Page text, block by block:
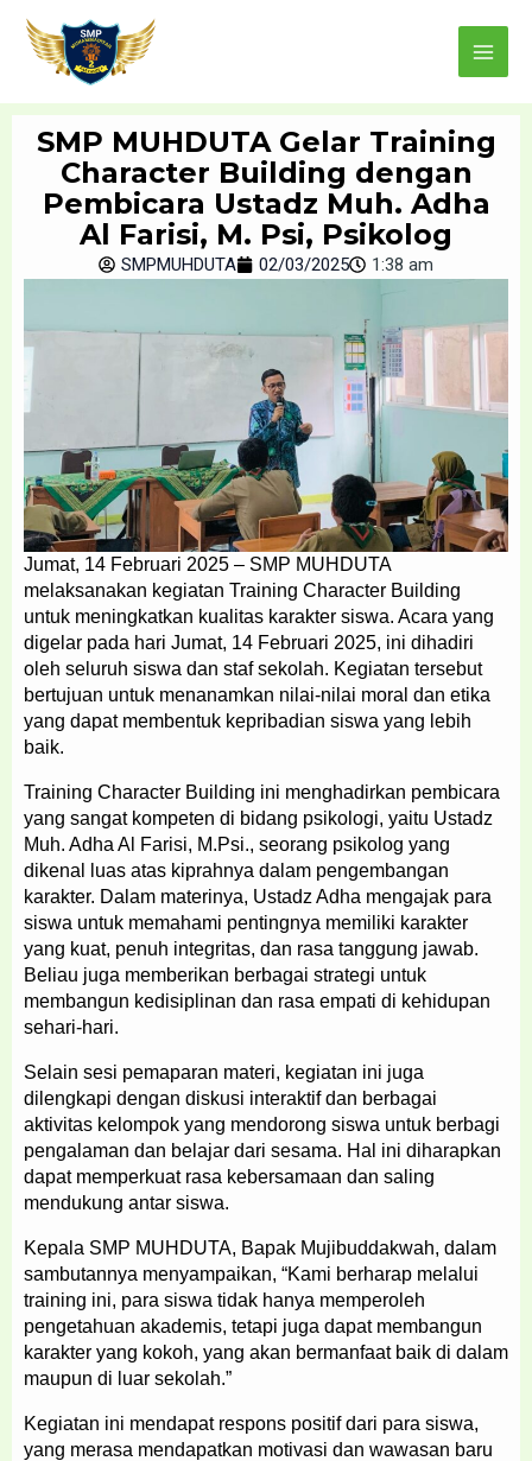
content
Main
Menu
SMP MUHDUTA Gelar Training
Character Building dengan
Pembicara Ustadz Muh. Adha
Al Farisi, M. Psi, Psikolog
SMPMUHDUTA 02/03/2025 1:38 am
Jumat, 14 Februari 2025 – SMP MUHDUTA
melaksanakan kegiatan Training Character Building
untuk meningkatkan kualitas karakter siswa. Acara yang
digelar pada hari Jumat, 14 Februari 2025, ini dihadiri
oleh seluruh siswa dan staf sekolah. Kegiatan tersebut
bertujuan untuk menanamkan nilai-nilai moral dan etika
yang dapat membentuk kepribadian siswa yang lebih
baik.
Training Character Building ini menghadirkan pembicara
yang sangat kompeten di bidang psikologi, yaitu Ustadz
Muh. Adha Al Farisi, M.Psi., seorang psikolog yang
dikenal luas atas kiprahnya dalam pengembangan
karakter. Dalam materinya, Ustadz Adha mengajak para
siswa untuk memahami pentingnya memiliki karakter
yang kuat, penuh integritas, dan rasa tanggung jawab.
Beliau juga memberikan berbagai strategi untuk
membangun kedisiplinan dan rasa empati di kehidupan
sehari-hari.
Selain sesi pemaparan materi, kegiatan ini juga
dilengkapi dengan diskusi interaktif dan berbagai
aktivitas kelompok yang mendorong siswa untuk berbagi
pengalaman dan belajar dari sesama. Hal ini diharapkan
dapat memperkuat rasa kebersamaan dan saling
mendukung antar siswa.
Kepala SMP MUHDUTA, Bapak Mujibuddakwah, dalam
sambutannya menyampaikan, “Kami berharap melalui
training ini, para siswa tidak hanya memperoleh
pengetahuan akademis, tetapi juga dapat membangun
karakter yang kokoh, yang akan bermanfaat baik di dalam
maupun di luar sekolah.”
Kegiatan ini mendapat respons positif dari para siswa,
yang merasa mendapatkan motivasi dan wawasan baru